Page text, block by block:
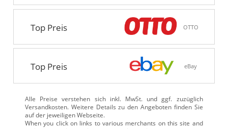
Top Preis OTTO
Top Preis eBay
Alle Preise verstehen sich inkl. MwSt. und ggf. zuzüglich
Versandkosten. Weitere Details zu den Angeboten finden Sie
auf der jeweiligen Webseite.